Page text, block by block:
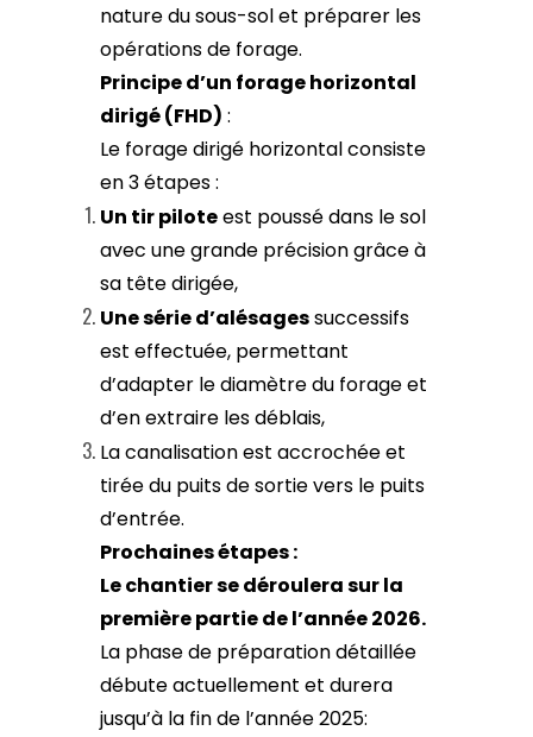
nature du sous-sol et préparer les
opérations de forage.
Principe d’un forage horizontal
dirigé (FHD) :
Le forage dirigé horizontal consiste
en 3 étapes :
Un tir piloteest poussé dans le sol
avec une grande précision grâce à
sa tête dirigée,
Une série d’alésagessuccessifs
est effectuée, permettant
d’adapter le diamètre du forage et
d’en extraire les déblais,
La canalisation est accrochée et
tirée du puits de sortie vers le puits
d’entrée.
Prochaines étapes :
Le chantier se déroulera sur la
première partie de l’année 2026.
La phase de préparation détaillée
débute actuellement et durera
jusqu’à la fin de l’année 2025: